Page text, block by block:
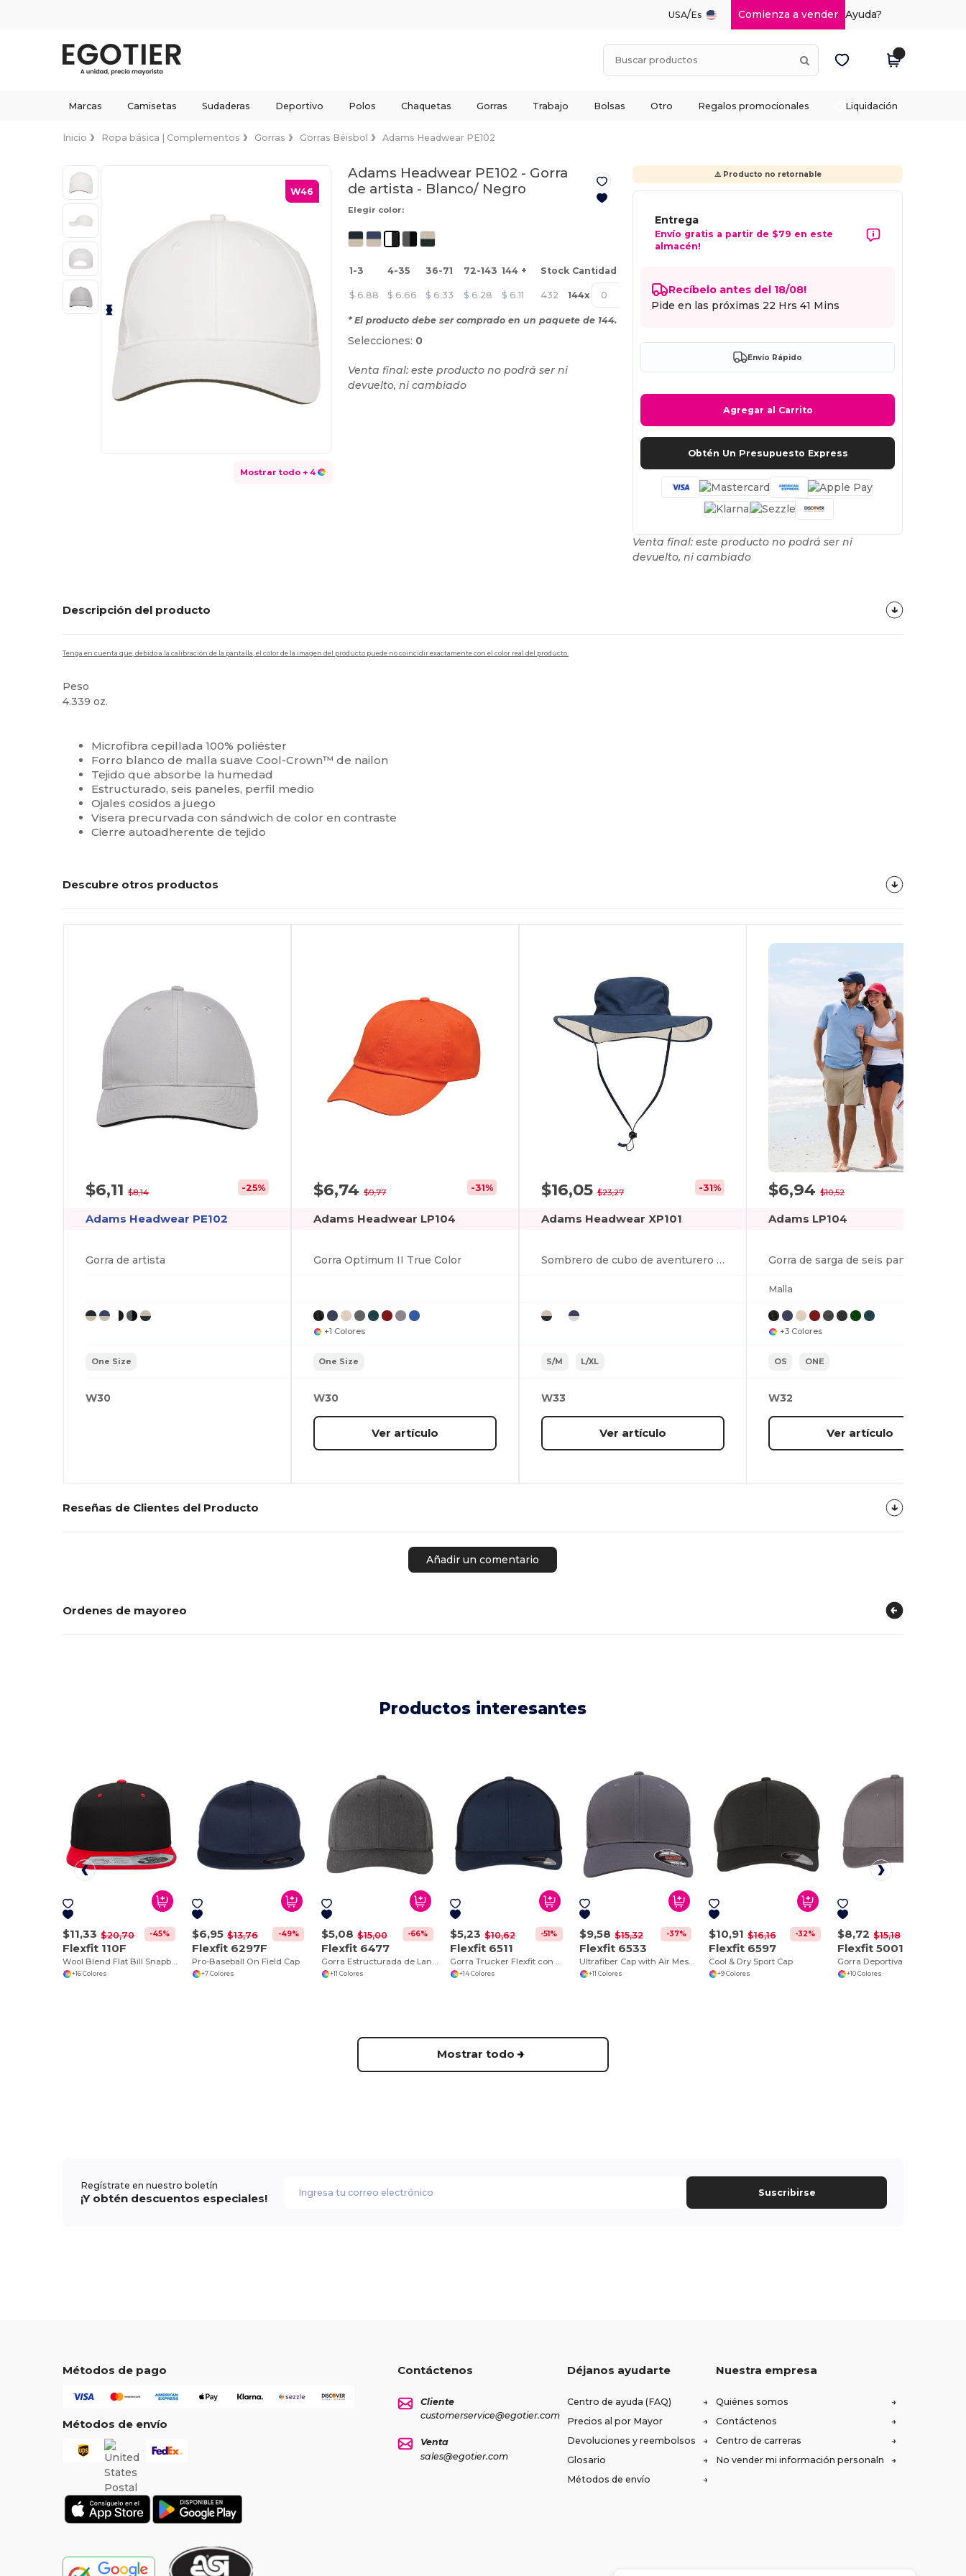
USA/Es Comienza a vender Ayuda?
Marcas Camisetas Sudaderas Deportivo Polos Chaquetas Gorras Trabajo Bolsas Otro Regalos promocionales Liquidación
Inicio Ropa básica | Complementos Gorras Gorras Béisbol Adams Headwear PE102
W46
Mostrar todo + 4
Adams Headwear PE102 - Gorra
de artista - Blanco/ Negro
Elegir color:
1-3 4-35 36-71 72-143 144 + Stock Cantidad *
$ 6.88 $ 6.66 $ 6.33 $ 6.28 $ 6.11 432 144x
* El producto debe ser comprado en un paquete de 144.
Selecciones: 0
Venta final: este producto no podrá ser ni
devuelto, ni cambiado
⚠️ Producto no retornable
Entrega
Envío gratis a partir de $79 en este
almacén!
Recíbelo antes del 18/08!
Pide en las próximas 22 Hrs 41 Mins
Envío Rápido
Agregar al Carrito
Obtén Un Presupuesto Express
Venta final: este producto no podrá ser ni
devuelto, ni cambiado
Descripción del producto
Tenga en cuenta que, debido a la calibración de la pantalla, el color de la imagen del producto puede no coincidir exactamente con el color real del producto.
Peso
4.339 oz.
Microfibra cepillada 100% poliéster
Forro blanco de malla suave Cool-Crown™ de nailon
Tejido que absorbe la humedad
Estructurado, seis paneles, perfil medio
Ojales cosidos a juego
Visera precurvada con sándwich de color en contraste
Cierre autoadherente de tejido
Descubre otros productos
$6,11$8,14 -25%
Adams Headwear PE102
Gorra de artista
One Size
W30
$6,74 $9,77 -31%
Adams Headwear LP104
Gorra Optimum II True Color
+1 Colores
One Size
W30
Ver artículo
$16,05$23,27 -31%
Adams Headwear XP101
Sombrero de cubo de aventurero extremo
S/M L/XL
W33
Ver artículo
$6,94$10,52
Adams LP104
Malla
+3 Colores
OS ONE
W32
Ver artículo
Reseñas de Clientes del Producto
Añadir un comentario
Ordenes de mayoreo
Productos interesantes
$11,33 $20,70 -45%
Flexfit 110F
Wool Blend Flat Bill Snapback Cap
+16 Colores
$6,95 $13,76 -49%
Flexfit 6297F
Pro-Baseball On Field Cap
+7 Colores
$5,08 $15,00 -66%
Flexfit 6477
Gorra Estructurada de Lana Flexfit Moderna
+11 Colores
$5,23 $10,62 -51%
Flexfit 6511
Gorra Trucker Flexfit con Malla y Comodidad
+14 Colores
$9,58 $15,32 -37%
Flexfit 6533
Ultrafiber Cap with Air Mesh Sides
+11 Colores
$10,91 $16,16 -32%
Flexfit 6597
Cool & Dry Sport Cap
+9 Colores
$8,72 $15,18
Flexfit 5001
+10 Colores
Mostrar todo
Regístrate en nuestro boletín
¡Y obtén descuentos especiales! Suscribirse
Métodos de pago
Métodos de envío
Contáctenos
Cliente
customerservice@egotier.com
Venta
sales@egotier.com
Déjanos ayudarte
Centro de ayuda (FAQ)
Precios al por Mayor
Devoluciones y reembolsos
Glosario
Métodos de envío
Nuestra empresa
Quiénes somos
Contáctenos
Centro de carreras
No vender mi información personaln